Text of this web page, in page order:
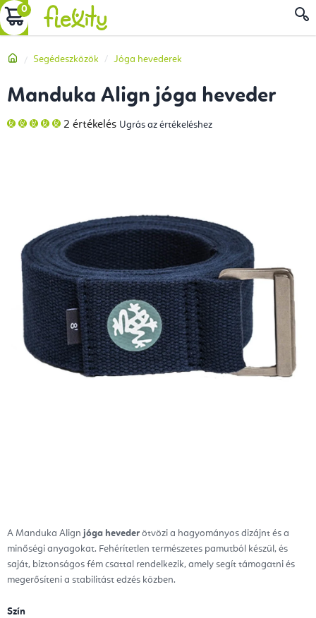
Ugrás
a
tartalomhoz
KOSÁR
Kezdőlap
Segédeszközök Jóga hevederek
A Manduka Align jóga heveder ötvözi a hagyományos dizájnt és a
minőségi anyagokat. Fehérítetlen természetes pamutból készül, és
saját, biztonságos fém csattal rendelkezik, amely segít támogatni és
megerősíteni a stabilitást edzés közben.
Szín
Manduka Align jóga heveder
A
termék
2 értékelés Ugrás az értékeléshez